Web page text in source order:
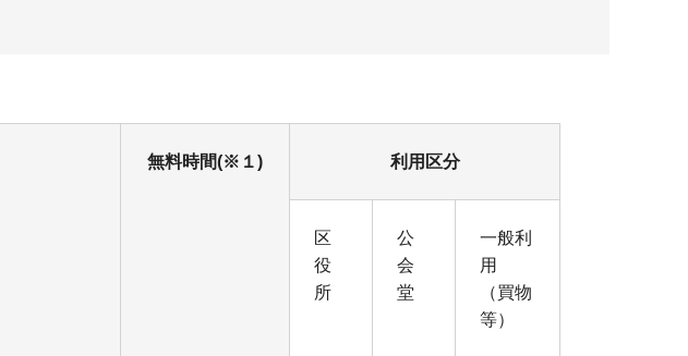
無料時間(※１) 利用区分
区
役
所
公
会
堂
一般利
用
（買物
等）